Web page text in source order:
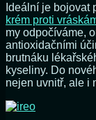
Ideální je bojovat
krém proti
my odpočíváme,
antioxidačními
brutnáku
kyseliny. Do
nejen uvnitř, ale i